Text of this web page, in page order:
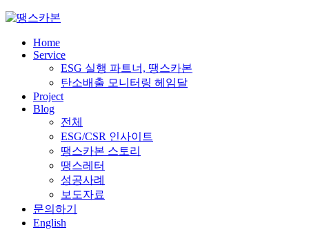
Skip
contentHome
Service
ESG 실행 파트너, 땡스카본
탄소배출 모니터링 헤임달
Project
Blog
전체
ESG/CSR 인사이트
땡스카본 스토리
땡스레터
성공사례
보도자료
문의하기
English